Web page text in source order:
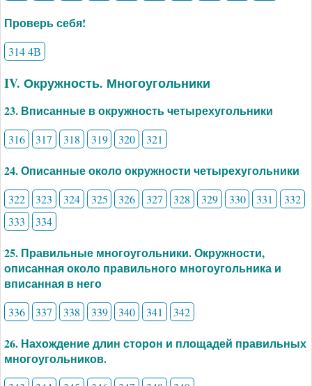
Проверь себя!
314 4В
IV. Окружность. Многоугольники
23. Вписанные в окружность четырехугольники
316 317 318 319 320 321
24. Описанные около окружности четырехугольники
322 323 324 325 326 327 328 329 330 331
332
333
334
25. Правильные многоугольники. Окружности,
описанная около правильного многоугольника и
вписанная в него
336 337 338 339 340 341 342
26. Нахождение длин сторон и площадей правильных
многоугольников.